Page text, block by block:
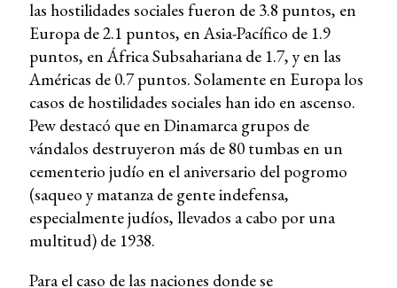
las hostilidades sociales fueron de 3.8 puntos, en
Europa de 2.1 puntos, en Asia-Pacífico de 1.9
puntos, en África Subsahariana de 1.7, y en las
Américas de 0.7 puntos. Solamente en Europa los
casos de hostilidades sociales han ido en ascenso.
Pew destacó que en Dinamarca grupos de
vándalos destruyeron más de 80 tumbas en un
cementerio judío en el aniversario del pogromo
(saqueo y matanza de gente indefensa,
especialmente judíos, llevados a cabo por una
multitud) de 1938.
Para el caso de las naciones donde se